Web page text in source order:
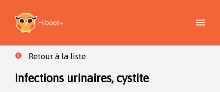
Retour à la liste
Infections urinaires, cystite